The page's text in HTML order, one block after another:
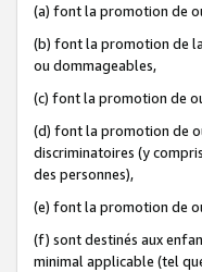
(a) font la promotion de
(b) font la promotion de
ou dommageables,
(c) font la promotion de
(d) font la promotion de
discriminatoires (y
des personnes),
(e) font la promotion de
(f) sont destinés aux
minimal applicable (tel